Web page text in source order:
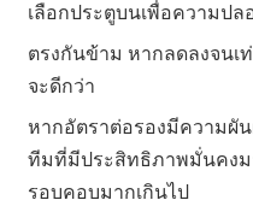
เลือกประตูบนเพื่อความปล
ตรงกันข้าม หากลดลงจนเ
จะดีกว่า
หากอัตราต่อรองมีความผั
ทีมที่มีประสิทธิภาพมั่นคงม
รอบคอบมากเกินไป